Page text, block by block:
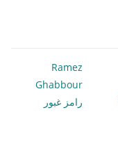
Ramez
Ghabbour
رامز غبور